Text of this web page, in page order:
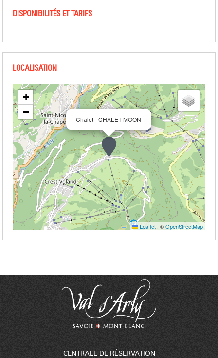
DISPONIBILITÉS ET TARIFS
Chalet - CHALET MOON
+
−
Leaflet | ©OpenStreetMap
CENTRALE DE RÉSERVATION